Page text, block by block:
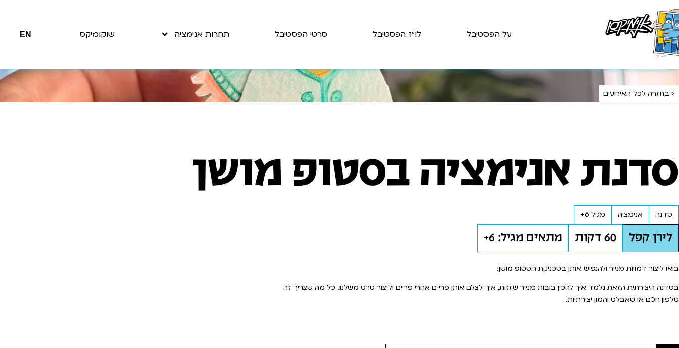
על הפסטיבל לו״ז הפסטיבל סרטי הפסטיבל תחרות אנימציה שוקומיקס EN
< בחזרה לכל האירועים
סדנת אנימציה בסטופ מושן
סדנה אנימציה מגיל 6+
לירן קפל 60 דקות מתאים מגיל: 6+
בואו ליצור דמויות מנייר ולהנפיש אותן בטכניקת הסטופ מושן!
בסדנה היצירתית הזאת נלמד איך להכין בובות מנייר שזזות, איך לצלם אותן פריים אחרי פריים וליצור סרט משלנו. כל מה שצריך זה
טלפון חכם או טאבלט והמון יצירתיות.